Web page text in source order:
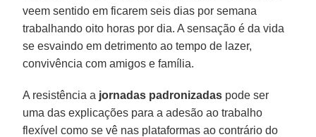
veem sentido em ficarem seis dias por semana
trabalhando oito horas por dia. A sensação é da vida
se esvaindo em detrimento ao tempo de lazer,
convivência com amigos e família.
A resistência a jornadas padronizadas pode ser
uma das explicações para a adesão ao trabalho
flexível como se vê nas plataformas ao contrário do